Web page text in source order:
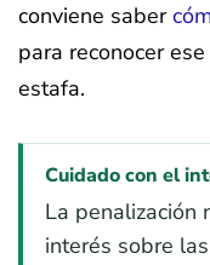
conviene saber
para reconocer
estafa.
Cuidado con el
La penalización
interés sobre